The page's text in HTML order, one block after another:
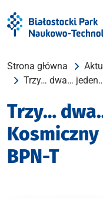
Strona główna
Trzy… dwa…
Trzy…
BPN-T